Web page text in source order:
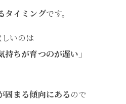
タイミングです。
いのは
持ちが育つのが遅い」
固まる傾向にあるので